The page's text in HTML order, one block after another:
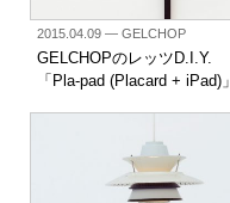
2015.04.09— GELCHOP
GELCHOPのレッツD.I.Y.
「Pla-pad (Placard + iPad)」